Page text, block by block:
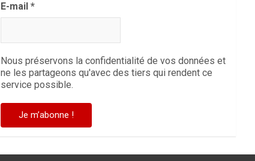
E-mail*
Nous préservons la confidentialité de vos données et
ne les partageons qu'avec des tiers qui rendent ce
service possible.